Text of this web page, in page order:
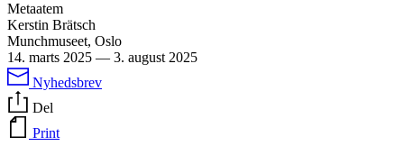
Metaatem
Kerstin Brätsch
Munchmuseet, Oslo
14. marts 2025 — 3. august 2025
Nyhedsbrev
Del
Print